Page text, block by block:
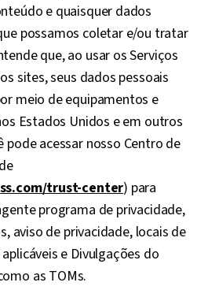
e quaisquer dados
possamos coletar e/ou tratar
que, ao usar os Serviços
sites, seus dados pessoais
meio de equipamentos e
Estados Unidos e em outros
pode acessar nosso Centro de
trust-center) para
programa de privacidade,
aviso de privacidade, locais de
e Divulgações do
as TOMs.